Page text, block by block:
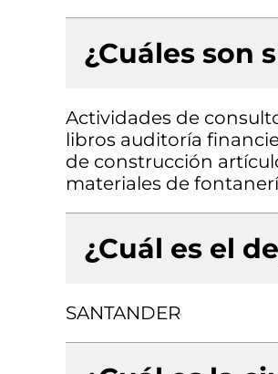
¿Cuáles son
Actividades de
libros auditoría
de construcción
materiales de
¿Cuál es el
SANTANDER